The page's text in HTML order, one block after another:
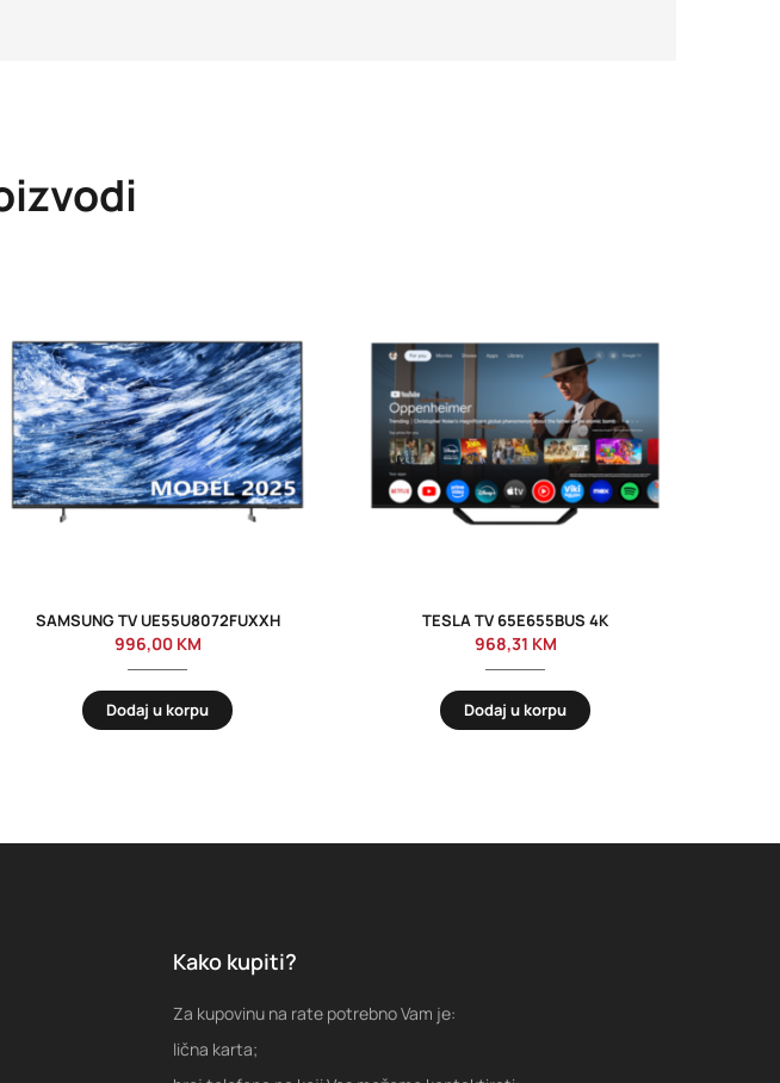
SAMSUNG TV UE55U8072FUXXH
996,00 KM
Dodaj u korpu
TESLA TV 65E655BUS 4K
968,31 KM
Dodaj u korpu
Kako kupiti?
Za kupovinu na rate potrebno Vam je:
lična karta;